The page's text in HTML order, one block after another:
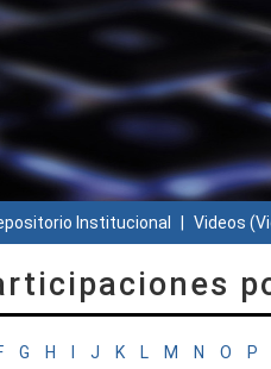
Institucional Videos
G H J K L M N O P